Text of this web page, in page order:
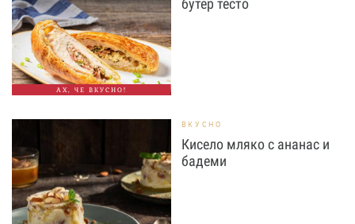
АХ, ЧЕ ВКУСНО!
бутер тесто
ВКУСНО
Кисело мляко с ананас и
бадеми